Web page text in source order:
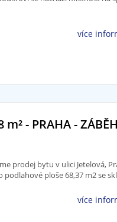
více
m²- PRAHA -
prodej bytu v ulici Jetelová,
ploše 68,37 m2 se
více